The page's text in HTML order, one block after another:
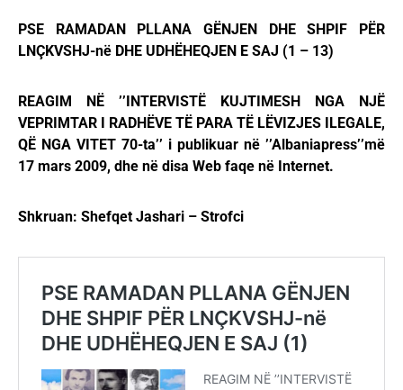
PSE RAMADAN PLLANA GËNJEN DHE SHPIF PËR
LNÇKVSHJ-në DHE UDHËHEQJEN E SAJ (1 – 13)
REAGIM NË ’’INTERVISTË KUJTIMESH NGA NJË
VEPRIMTAR I RADHËVE TË PARA TË LËVIZJES ILEGALE,
QË NGA VITET 70-ta’’ i publikuar në ’’Albaniapress’’më
17 mars 2009, dhe në disa Web faqe në Internet.
Shkruan: Shefqet Jashari – Strofci